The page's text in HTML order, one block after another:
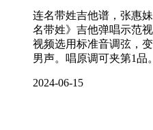
连名带姓吉他谱，张惠
名带姓》吉他弹唱示范
视频选用标准音调弦，
男声。唱原调可夹第1
2024-06-15